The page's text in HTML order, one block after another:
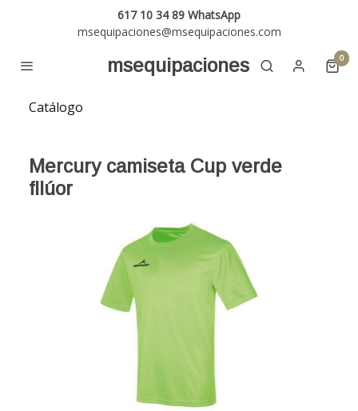
617 10 34 89 WhatsApp
msequipaciones@msequipaciones.com
msequipaciones 0
Catálogo
Mercury camiseta Cup verde
fllúor